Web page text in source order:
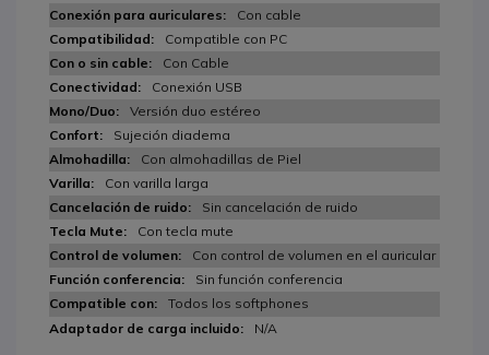
Con cable
Compatible con PC
Con Cable
Conexión USB
Versión duo estéreo
Sujeción diadema
Con almohadillas de Piel
Con varilla larga
Sin cancelación de ruido
Con tecla mute
Con control de volumen en el auricular
Sin función conferencia
Todos los softphones
N/A